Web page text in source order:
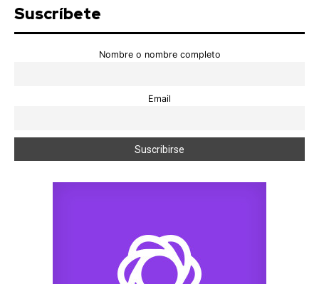
Suscríbete
Nombre o nombre completo
Email